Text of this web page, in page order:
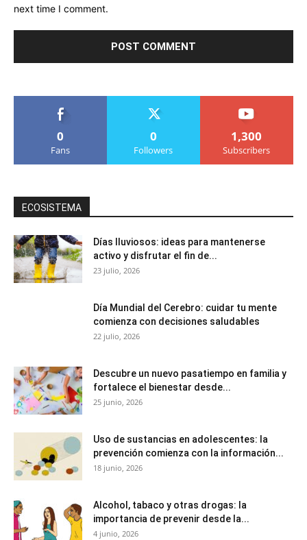
next time I comment.
0
Fans
0
Followers
1,300
Subscribers
ECOSISTEMA
Días lluviosos: ideas para mantenerse
activo y disfrutar el fin de...
23 julio, 2026
Día Mundial del Cerebro: cuidar tu mente
comienza con decisiones saludables
22 julio, 2026
Descubre un nuevo pasatiempo en familia y
fortalece el bienestar desde...
25 junio, 2026
Uso de sustancias en adolescentes: la
prevención comienza con la información...
18 junio, 2026
Alcohol, tabaco y otras drogas: la
importancia de prevenir desde la...
4 junio, 2026